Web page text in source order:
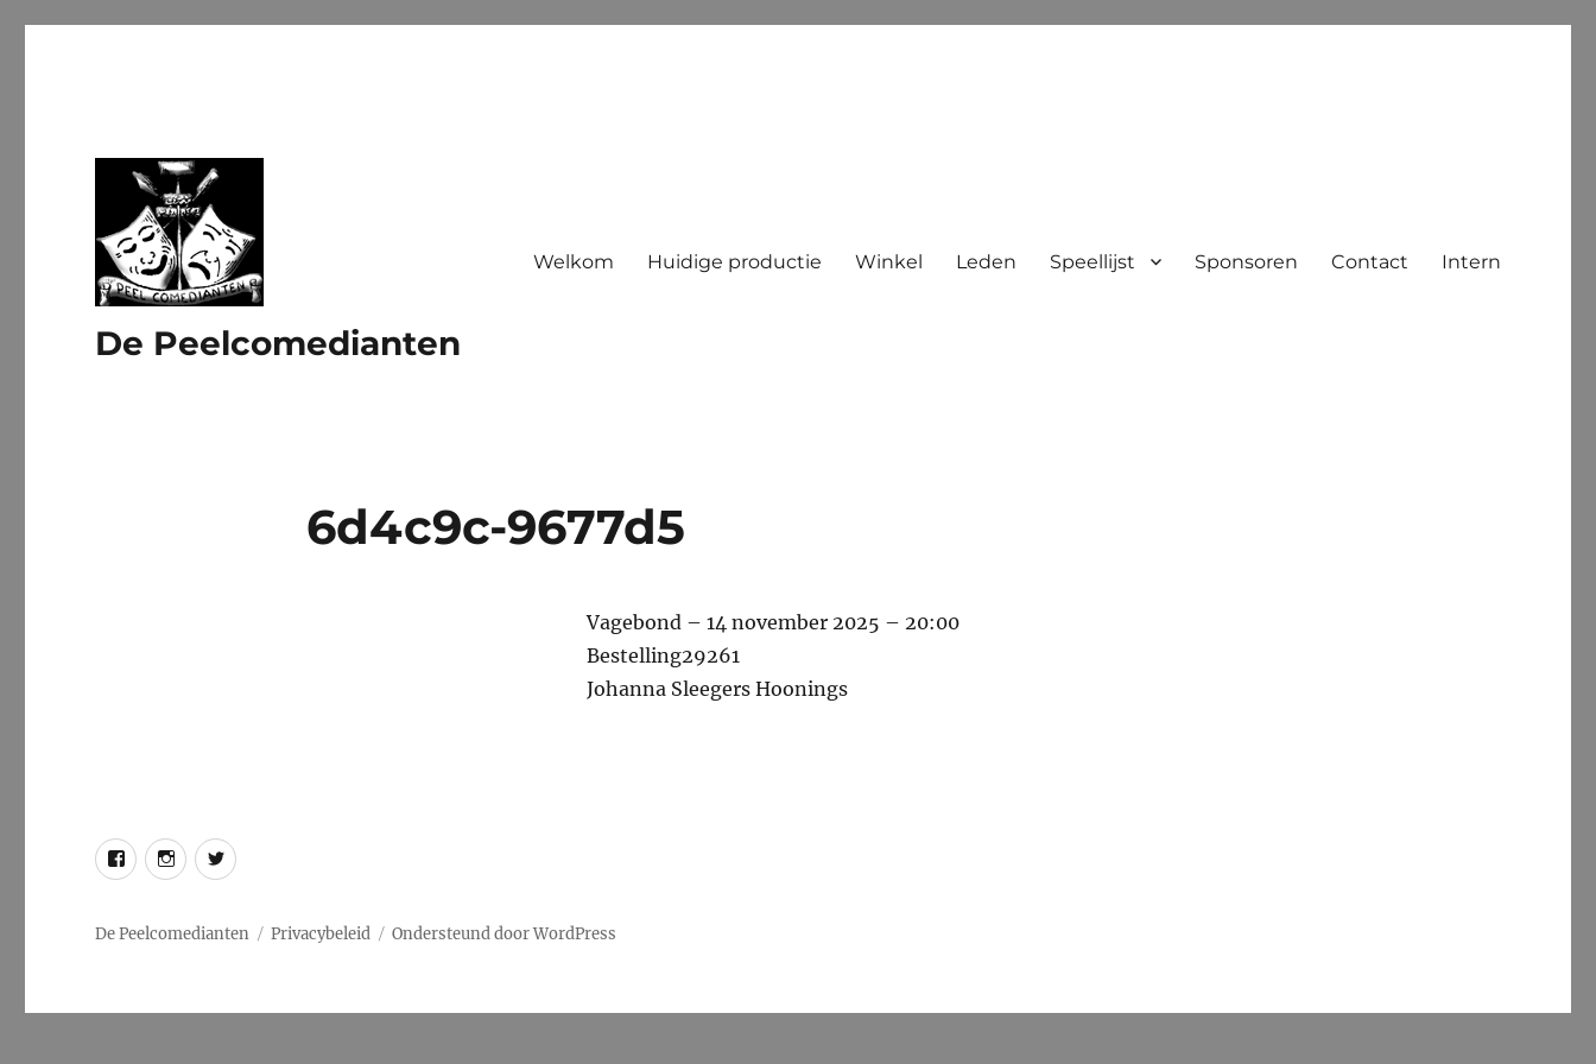
De Peelcomedianten
Welkom Huidige productie Winkel Leden Speellijst Sponsoren Contact Intern
6d4c9c-9677d5
Vagebond – 14 november 2025 – 20:00
Bestelling29261
Johanna Sleegers Hoonings
FacebookInstagram
Twitter
De Peelcomedianten Privacybeleid Ondersteund door WordPress